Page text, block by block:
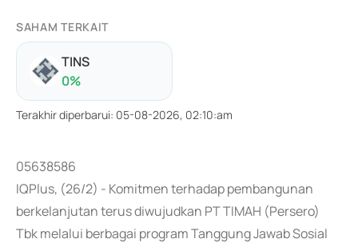
SAHAM TERKAIT
TINS
0%
Terakhir diperbarui: 05-08-2026, 02:10:am
05638586
IQPlus, (26/2) - Komitmen terhadap pembangunan
berkelanjutan terus diwujudkan PT TIMAH (Persero)
Tbk melalui berbagai program Tanggung Jawab Sosial